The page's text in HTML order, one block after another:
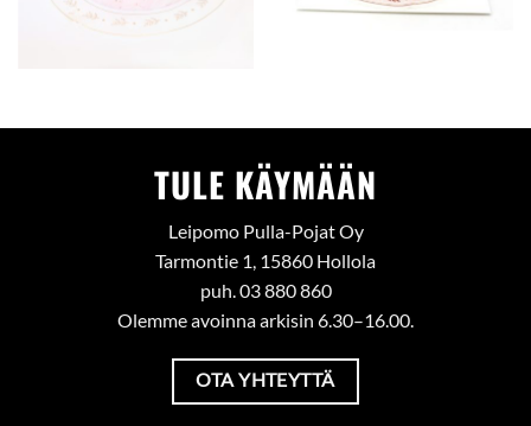
TULE KÄYMÄÄN
Leipomo Pulla-Pojat Oy
Tarmontie 1, 15860 Hollola
puh. 03 880 860
Olemme avoinna arkisin 6.30–16.00.
OTA YHTEYTTÄ